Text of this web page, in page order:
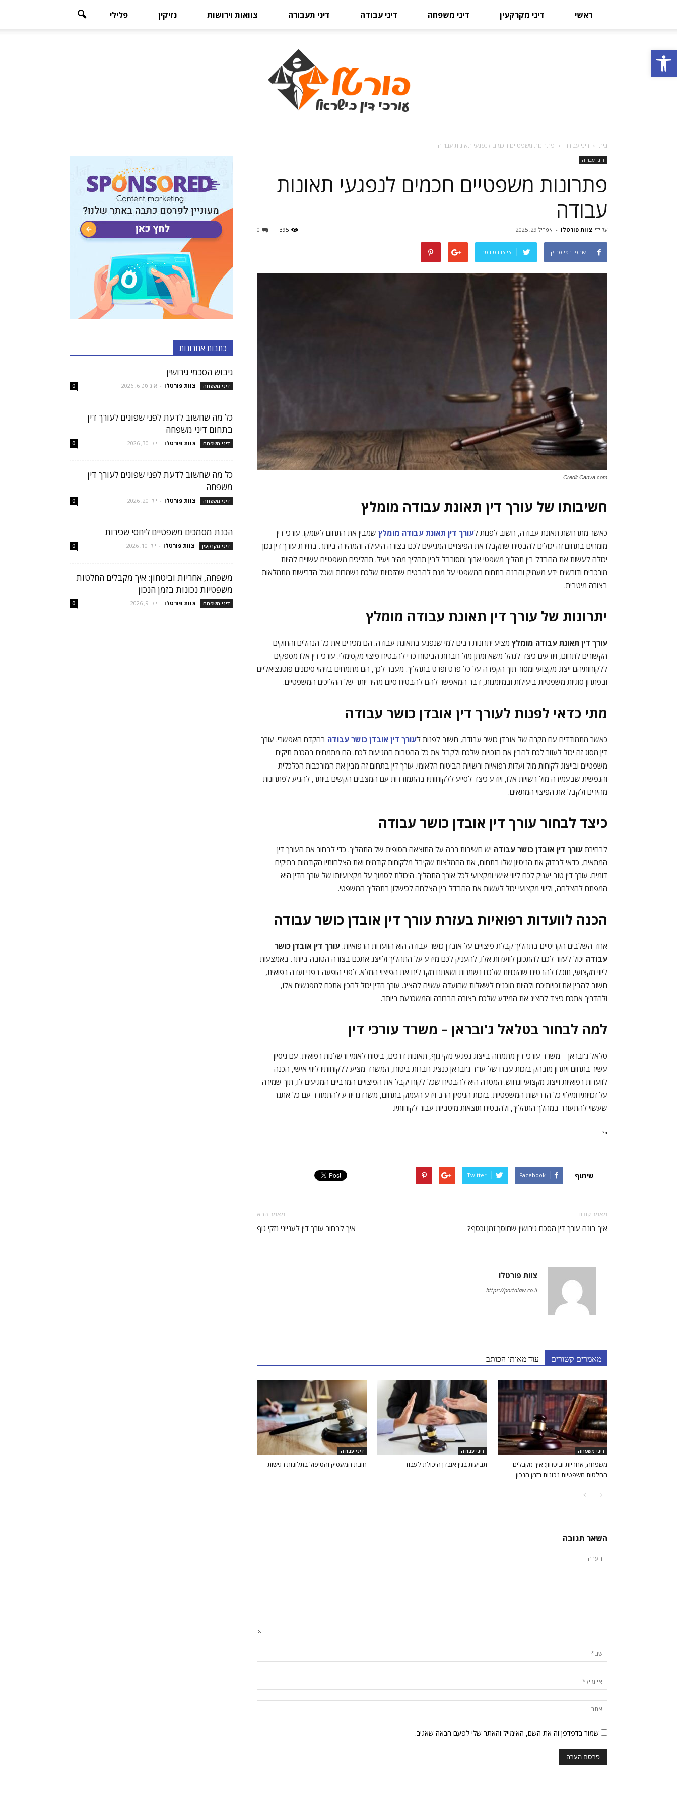
פתח סרגל נגישות
ראשי דיני מקרקעין דיני משפחה דיני עבודה דיני תעבורה צוואות וירושות נזיקין פלילי
בית דיני עבודה פתרונות משפטיים חכמים לנפגעי תאונות עבודה
דיני עבודה
פתרונות משפטיים חכמים לנפגעי תאונות
עבודה
על ידי צוות פורטלו - אפריל 29, 2025 0 395
שתפו בפייסבוק צייצו בטוויטר
Credit Canva.com
חשיבותו של עורך דין תאונת עבודה מומלץ
כאשר מתרחשת תאונת עבודה, חשוב לפנות לעורך דין תאונת עבודה מומלץ שמבין את התחום לעומקו. עורכי דין
מומחים בתחום זה יכולים להבטיח שתקבלו את הפיצויים המגיעים לכם בצורה היעילה והמהירה ביותר. בחירת עורך דין נכון
יכולה לעשות את ההבדל בין תהליך משפטי ארוך ומסורבל לבין תהליך מהיר ויעיל. תהליכים משפטיים עשויים להיות
מורכבים ודורשים ידע מעמיק והבנה בתחום המשפטי על מנת להבטיח שהזכויות שלכם נשמרות ושכל הדרישות מתמלאות
בצורה מיטבית.
יתרונות של עורך דין תאונת עבודה מומלץ
עורך דין תאונת עבודה מומלץ מציע יתרונות רבים למי שנפגע בתאונת עבודה. הם מכירים את כל הנהלים והחוקים
הקשורים לתחום, ויודעים כיצד לנהל משא ומתן מול חברות הביטוח כדי להבטיח פיצוי מקסימלי. עורכי דין אלו מספקים
ללקוחותיהם ייצוג מקצועי ומסור תוך הקפדה על כל פרט ופרט בתהליך. מעבר לכך, הם מתמחים בזיהוי סיכונים פוטנציאליים
ובפתרון סוגיות משפטיות ביעילות ובמיומנות, דבר המאפשר להם להבטיח סיום מהיר יותר של ההליכים המשפטיים.
מתי כדאי לפנות לעורך דין אובדן כושר עבודה
כאשר מתמודדים עם מקרה של אובדן כושר עבודה, חשוב לפנות לעורך דין אובדן כושר עבודה בהקדם האפשרי. עורך
דין מסוג זה יכול לעזור לכם להבין את הזכויות שלכם ולקבל את כל ההטבות המגיעות לכם. הם מתמחים בהכנת תיקים
משפטיים ובייצוג לקוחות מול ועדות רפואיות ורשויות הביטוח הלאומי. עורך דין בתחום זה מבין את המורכבות הכלכלית
והנפשית שבעמידה מול רשויות אלו, ויודע כיצד לסייע ללקוחותיו בהתמודדות עם המצבים הקשים ביותר, להגיע לפתרונות
מהירים ולקבל את הפיצוי המתאים.
כיצד לבחור עורך דין אובדן כושר עבודה
לבחירת עורך דין אובדן כושר עבודה יש חשיבות רבה על התוצאה הסופית של התהליך. כדי לבחור את העורך דין
המתאים, כדאי לבדוק את הניסיון שלו בתחום, את ההמלצות שקיבל מלקוחות קודמים ואת הצלחותיו הקודמות בתיקים
דומים. עורך דין טוב יעניק לכם ליווי אישי ומקצועי לכל אורך התהליך. היכולת לסמוך על מקצועיותו של עורך הדין היא
המפתח להצלחה, וליווי מקצועי יכול לעשות את ההבדל בין הצלחה לכישלון בתהליך המשפטי.
הכנה לוועדות רפואיות בעזרת עורך דין אובדן כושר עבודה
אחד השלבים הקריטיים בתהליך קבלת פיצויים על אובדן כושר עבודה הוא הוועדות הרפואיות. עורך דין אובדן כושר
עבודה יכול לעזור לכם להתכונן לוועדות אלו, להעניק לכם מידע על התהליך ולייצג אתכם בצורה הטובה ביותר. באמצעות
ליווי מקצועי, תוכלו להבטיח שהזכויות שלכם נשמרות ושאתם מקבלים את הפיצוי המלא. לפני הופעה בפני ועדה רפואית,
חשוב להבין את זכויותיכם ולהיות מוכנים לשאלות שהועדה עשויה להציג. עורך הדין יכול להכין אתכם למפגשים אלו,
ולהדריך אתכם כיצד להציג את המידע שלכם בצורה הברורה והמשכנעת ביותר.
למה לבחור בטלאל ג'ובראן – משרד עורכי דין
טלאל ג'ובראן – משרד עורכי דין מתמחה בייצוג נפגעי נזקי גוף, תאונות דרכים, ביטוח לאומי ורשלנות רפואית. עם ניסיון
עשיר בתחום ויתרון מובהק בזכות עברו של עו"ד ג'ובראן כנציג חברות ביטוח, המשרד מציע ללקוחותיו ליווי אישי, הכנה
לוועדות רפואיות וייצוג מקצועי ונחוש. המטרה היא להבטיח שכל לקוח יקבל את הפיצויים המרביים המגיעים לו, תוך שמירה
על זכויותיו ומילוי כל הדרישות המשפטיות. בזכות הניסיון הרב וידע העמוק בתחום, משרדנו יודע להתמודד עם כל אתגר
שעשוי להתעורר במהלך התהליך, ולהבטיח תוצאות מיטביות עבור לקוחותיו.
"`
שיתוף Facebook
Twitter
מאמר קודם
איך בונה עורך דין הסכם גירושין שחוסך זמן וכסף?
מאמר הבא
איך לבחור עורך דין לענייני נזקי גוף
צוות פורטלו
https://portalaw.co.il
מאמרים קשורים עוד מאותו הכותב
דיני משפחה
משפחה, אחריות וביטחון: איך מקבלים
החלטות משפטיות נכונות בזמן הנכון
דיני עבודה
תביעות בגין אובדן היכולת לעבוד
דיני עבודה
חובת המעסיק והטיפול בתלונות רגישות
השאר תגובה
שמור בדפדפן זה את השם, האימייל והאתר שלי לפעם הבאה שאגיב.
כתבות אחרונות
גיבוש הסכמי גירושין
דיני משפחה צוות פורטלו - אוגוסט 6, 2026 0
כל מה שחשוב לדעת לפני שפונים לעורך דין
בתחום דיני משפחה
דיני משפחה צוות פורטלו - יולי 30, 2026 0
כל מה שחשוב לדעת לפני שפונים לעורך דין
משפחה
דיני משפחה צוות פורטלו - יולי 20, 2026 0
הכנת מסמכים משפטיים ליחסי שכירות
דיני מקרקעין צוות פורטלו - יולי 10, 2026 0
משפחה, אחריות וביטחון: איך מקבלים החלטות
משפטיות נכונות בזמן הנכון
דיני משפחה צוות פורטלו - יולי 9, 2026 0